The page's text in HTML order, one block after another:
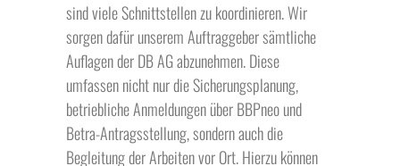
sind viele Schnittstellen zu koordinieren. Wir
sorgen dafür unserem Auftraggeber sämtliche
Auflagen der DB AG abzunehmen. Diese
umfassen nicht nur die Sicherungsplanung,
betriebliche Anmeldungen über BBPneo und
Betra-Antragsstellung, sondern auch die
Begleitung der Arbeiten vor Ort. Hierzu können